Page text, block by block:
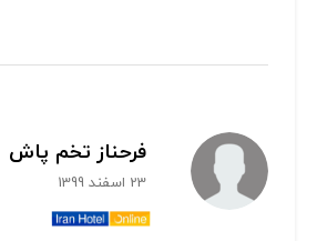
فرحناز تخم پاش
23 اسفند 1399